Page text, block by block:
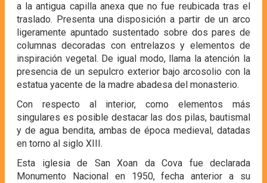
a la antigua capilla anexa que no fue reubicada tras el
traslado. Presenta una disposición a partir de un arco
ligeramente apuntado sustentado sobre dos pares de
columnas decoradas con entrelazos y elementos de
inspiración vegetal. De igual modo, llama la atención la
presencia de un sepulcro exterior bajo arcosolio con la
estatua yacente de la madre abadesa del monasterio.
Con respecto al interior, como elementos más
singulares es posible destacar las dos pilas, bautismal
y de agua bendita, ambas de época medieval, datadas
en torno al siglo XIII.
Esta iglesia de San Xoan da Cova fue declarada
Monumento Nacional en 1950, fecha anterior a su